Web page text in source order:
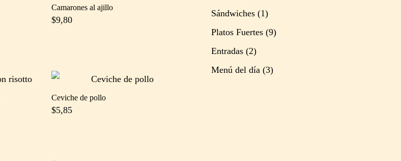
Camarones al ajillo
$9,80
Ceviche de pollo
$5,85
Sándwiches (1)
Platos Fuertes (9)
Entradas (2)
Menú del día (3)